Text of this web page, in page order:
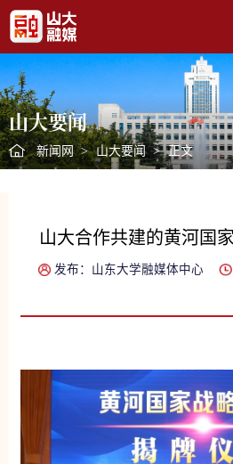
山大要闻
新闻网 > 山大要闻 > 正文
山大合作共建的黄河国
发布：山东大学融媒体中心